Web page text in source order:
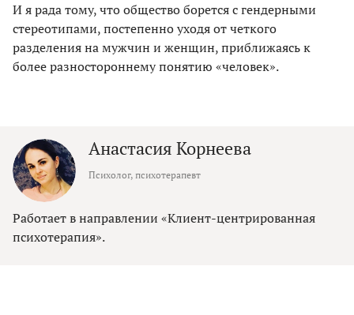
И я рада тому, что общество борется с гендерными
стереотипами, постепенно уходя от четкого
разделения на мужчин и женщин, приближаясь к
более разностороннему понятию «человек».
Анастасия Корнеева
Психолог, психотерапевт
Работает в направлении «Клиент-центрированная
психотерапия».